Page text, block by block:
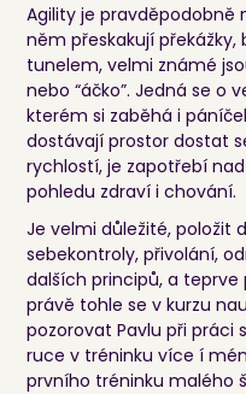
Agility je pravděpodobně
něm přeskakují
tunelem, velmi známé
nebo “áčko”. Jedná se o
kterém si zaběhá i
dostávají prostor dostat
rychlostí, je zapotřebí
pohledu zdraví i chování.
Je velmi důležité, položit
sebekontroly, přivolání,
dalších principů, a teprve
právě tohle se v kurzu
pozorovat Pavlu při práci
ruce v tréninku více í
prvního tréninku malého